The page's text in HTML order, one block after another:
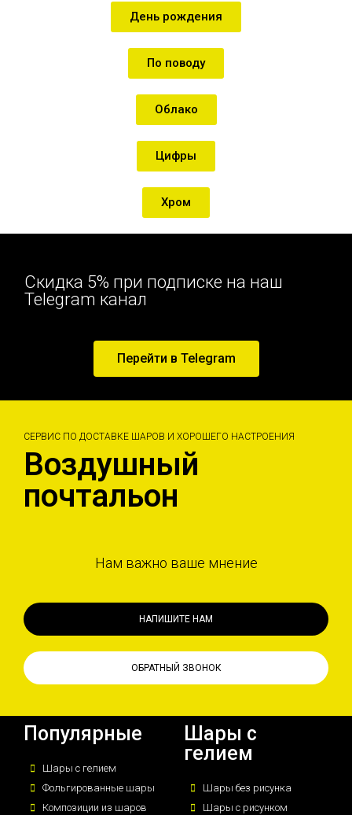
День рождения
По поводу
Облако
Цифры
Хром
Скидка 5% при подписке на наш
Telegram канал
Перейти в Telegram
СЕРВИС ПО ДОСТАВКЕ ШАРОВ И ХОРОШЕГО НАСТРОЕНИЯ
Воздушный
почтальон
Нам важно ваше мнение
НАПИШИТЕ НАМ
ОБРАТНЫЙ ЗВОНОК
Популярные
Шары с гелием
Фольгированные шары
Композиции из шаров
Шары с
гелием
Шары без рисунка
Шары с рисунком